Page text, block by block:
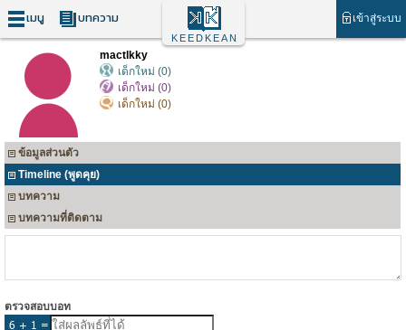
เมนู บทความ เข้าสู่ระบบ
KEEDKEAN
mactlkky
เด็กใหม่ (0)
เด็กใหม่ (0)
เด็กใหม่ (0)
ข้อมูลส่วนตัว
Timeline (พูดคุย)
บทความ
บทความที่ติดตาม
ตรวจสอบบอท